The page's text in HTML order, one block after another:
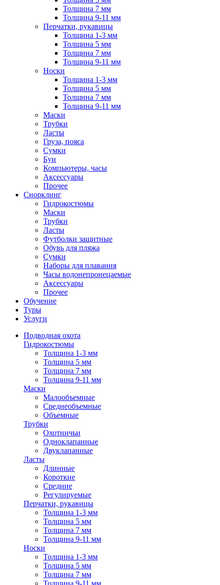
Толщина 7 мм
Толщина 9-11 мм
Перчатки, рукавицы
Толщина 1-3 мм
Толщина 5 мм
Толщина 7 мм
Толщина 9-11 мм
Носки
Толщина 1-3 мм
Толщина 5 мм
Толщина 7 мм
Толщина 9-11 мм
Маски
Трубки
Ласты
Груза, пояса
Сумки
Буи
Компьютеры, часы
Аксессуары
Прочее
Снорклинг
Гидрокостюмы
Маски
Трубки
Ласты
Футболки защитные
Обувь для пляжа
Сумки
Наборы для плавания
Часы водонепронецаемые
Аксессуары
Прочее
Обучение
Туры
Услуги
Подводная охота
Гидрокостюмы
Толщина 1-3 мм
Толщина 5 мм
Толщина 7 мм
Толщина 9-11 мм
Маски
Малообъемные
Среднеобъемные
Объемные
Трубки
Охотничьи
Одноклапанные
Двуклапанные
Ласты
Длинные
Короткие
Средние
Регулируемые
Перчатки, рукавицы
Толщина 1-3 мм
Толщина 5 мм
Толщина 7 мм
Толщина 9-11 мм
Носки
Толщина 1-3 мм
Толщина 5 мм
Толщина 7 мм
Толщина 9-11 мм